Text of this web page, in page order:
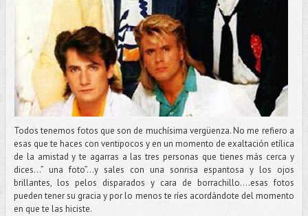
Todos tenemos fotos que son de muchísima vergüenza. No me refiero a
esas que te haces con ventipocos y en un momento de exaltación etílica
de la amistad y te agarras a las tres personas que tienes más cerca y
dices…” una foto”…y sales con una sonrisa espantosa y los ojos
brillantes, los pelos disparados y cara de borrachillo….esas fotos
pueden tener su gracia y por lo menos te ríes acordándote del momento
en que te las hiciste.